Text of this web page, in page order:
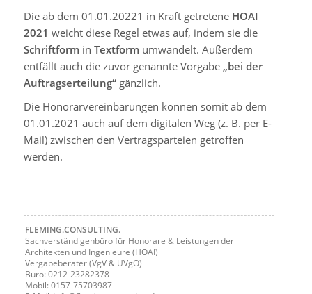
Die ab dem 01.01.20221 in Kraft getretene HOAI
2021 weicht diese Regel etwas auf, indem sie die
Schriftform in Textform umwandelt. Außerdem
entfällt auch die zuvor genannte Vorgabe „bei der
Auftragserteilung“ gänzlich.
Die Honorarvereinbarungen können somit ab dem
01.01.2021 auch auf dem digitalen Weg (z. B. per E-
Mail) zwischen den Vertragsparteien getroffen
werden.
FLEMING.CONSULTING.
Sachverständigenbüro für Honorare & Leistungen der
Architekten und Ingenieure (HOAI)
Vergabeberater (VgV & UVgO)
Büro: 0212-23282378
Mobil: 0157-75703987